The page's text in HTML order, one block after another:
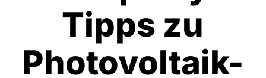
Tipps zu
Photovoltaik-